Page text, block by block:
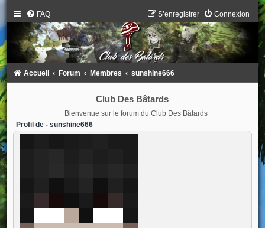
FAQ Connexion
S’enregistrer
Accueil Forum Membres sunshine666
Club Des Bâtards
Bienvenue sur le forum du Club Des Bâtards
Profil de - sunshine666